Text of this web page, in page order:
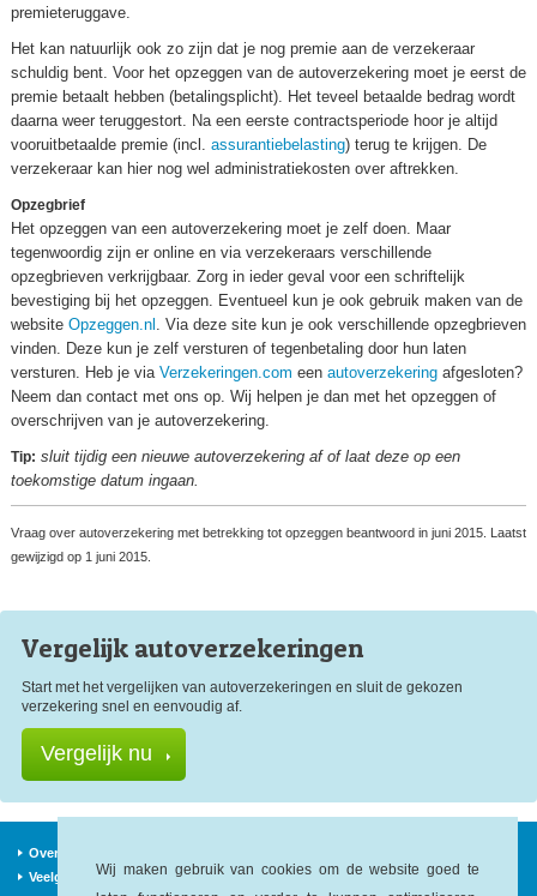
Wij maken gebruik van cookies om de website goed te
premieteruggave.
Het kan natuurlijk ook zo zijn dat je nog premie aan de verzekeraar
schuldig bent. Voor het opzeggen van de autoverzekering moet je eerst de
premie betaalt hebben (betalingsplicht). Het teveel betaalde bedrag wordt
daarna weer teruggestort. Na een eerste contractsperiode hoor je altijd
vooruitbetaalde premie (incl. assurantiebelasting) terug te krijgen. De
verzekeraar kan hier nog wel administratiekosten over aftrekken.
Opzegbrief
Het opzeggen van een autoverzekering moet je zelf doen. Maar
tegenwoordig zijn er online en via verzekeraars verschillende
opzegbrieven verkrijgbaar. Zorg in ieder geval voor een schriftelijk
bevestiging bij het opzeggen. Eventueel kun je ook gebruik maken van de
website Opzeggen.nl . Via deze site kun je ook verschillende opzegbrieven
vinden. Deze kun je zelf versturen of tegenbetaling door hun laten
versturen. Heb je via Verzekeringen.com een autoverzekering afgesloten?
Neem dan contact met ons op. Wij helpen je dan met het opzeggen of
overschrijven van je autoverzekering.
Tip: sluit tijdig een nieuwe autoverzekering af of laat deze op een
toekomstige datum ingaan.
Vraag over autoverzekering met betrekking tot opzeggen beantwoord in juni 2015. Laatst
gewijzigd op 1 juni 2015.
Vergelijk autoverzekeringen
Start met het vergelijken van autoverzekeringen en sluit de gekozen
verzekering snel en eenvoudig af.
Vergelijk nu
Over ons
Veelgestelde vragen
Begrippen
Sitemap